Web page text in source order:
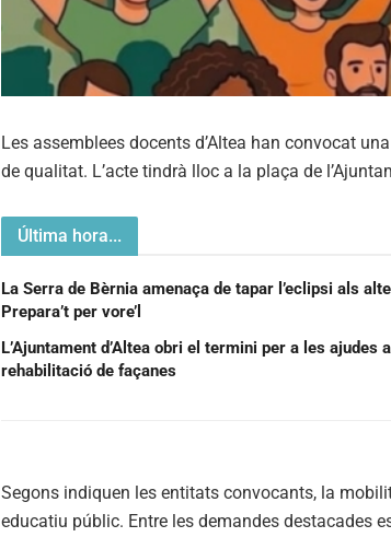
Les assemblees docents d’Altea han convocat
de qualitat. L’acte tindrà lloc a la plaça de
Última hora...
La Serra de Bèrnia amenaça de tapar l’eclipsi als
Prepara’t per vore’l
L’Ajuntament d’Altea obri el termini per a les ajudes
rehabilitació de façanes
Segons indiquen les entitats convocants, la
educatiu públic. Entre les demandes destacades